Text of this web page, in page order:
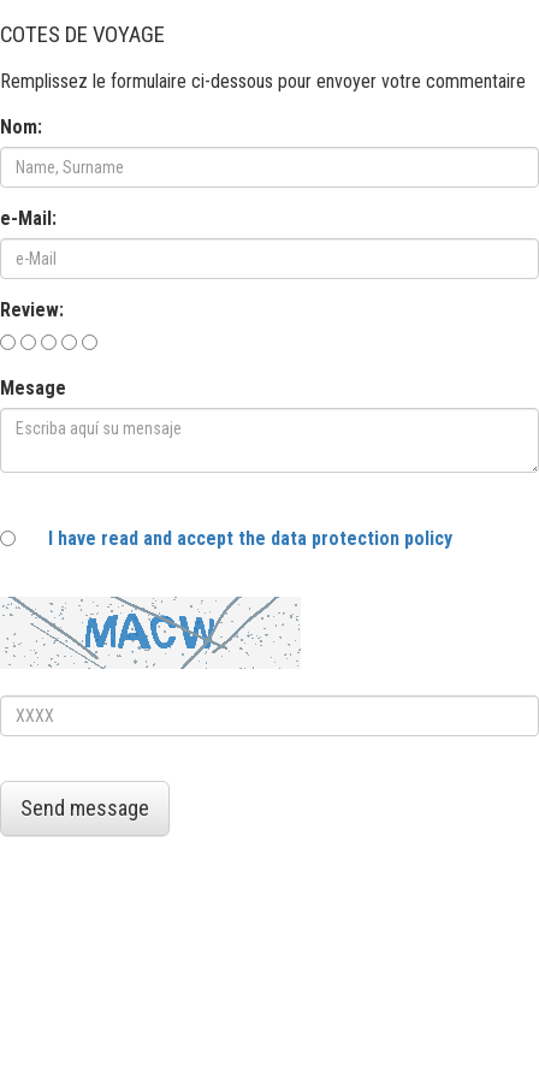
COTES DE VOYAGE
Remplissez le formulaire ci-dessous pour envoyer votre commentaire
Nom:
e-Mail:
Review:
Mesage
I have read and accept the data protection policy
Send message